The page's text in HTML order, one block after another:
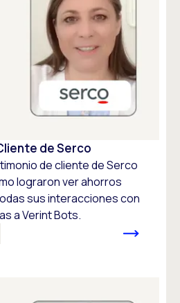
de Serco
de cliente de Serco
lograron ver ahorros
sus interacciones con
a Verint Bots.